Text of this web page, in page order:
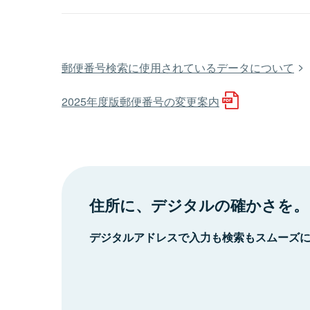
郵便番号検索に使用されているデータについて
2025年度版郵便番号の変更案内
住所に、デジタルの確かさを。
デジタルアドレスで入力も検索もスムーズ